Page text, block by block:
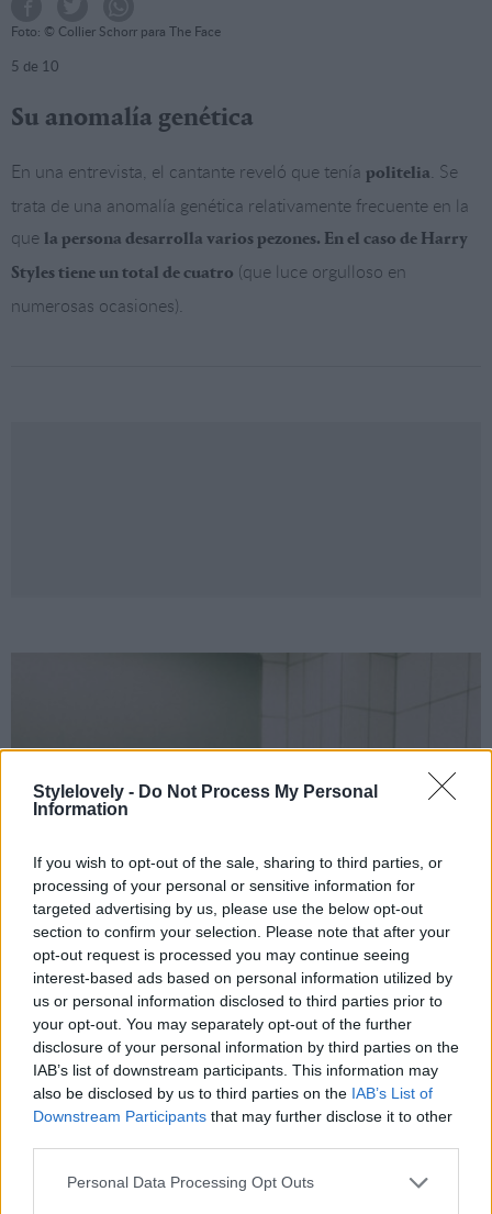
Stylelovely - Do Not Process My Personal
Information
If you wish to opt-out of the sale, sharing to third parties, or
processing of your personal or sensitive information for
targeted advertising by us, please use the below opt-out
section to confirm your selection. Please note that after your
opt-out request is processed you may continue seeing
interest-based ads based on personal information utilized by
us or personal information disclosed to third parties prior to
your opt-out. You may separately opt-out of the further
disclosure of your personal information by third parties on the
IAB’s list of downstream participants. This information may
also be disclosed by us to third parties on the IAB’s List of
Downstream Participants that may further disclose it to other
Personal Data Processing Opt Outs
Foto: © Collier Schorr para The Face
5 de 10
Su anomalía genética
En una entrevista, el cantante reveló que tenía politelia. Se
trata de una anomalía genética relativamente frecuente en la
que la persona desarrolla varios pezones. En el caso de Harry
Styles tiene un total de cuatro (que luce orgulloso en
numerosas ocasiones).